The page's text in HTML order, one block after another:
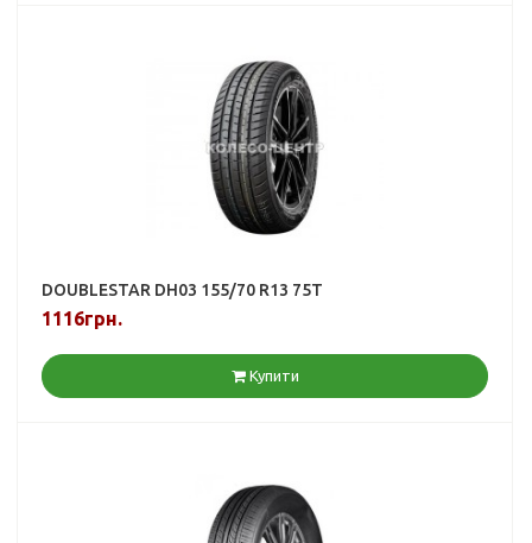
DOUBLESTAR DH03 155/70 R13 75T
1116грн.
Купити